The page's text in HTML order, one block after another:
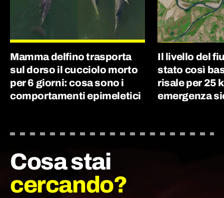
Mamma delfino trasporta
sul dorso il cucciolo morto
per 6 giorni: cosa sono i
comportamenti epimeletici
Il livello del
stato così
risale per 25
emergenza
Cosa stai
cercando?